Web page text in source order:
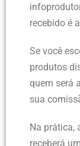
recebido é
Se você
produtos
quem será
sua
Na prática,
receberá